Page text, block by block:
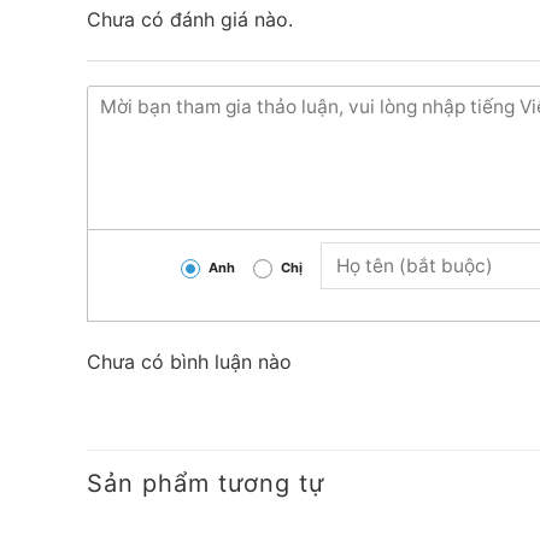
Chưa có đánh giá nào.
Anh Chị
Chưa có bình luận nào
Sản phẩm tương tự